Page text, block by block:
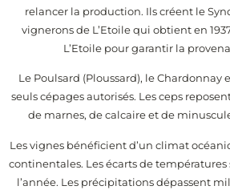
relancer la production. Ils créent le
vignerons de L’Etoile qui obtient en
L’Etoile pour garantir la
Le Poulsard (Ploussard), le Chardonnay
seuls cépages autorisés. Les ceps
de marnes, de calcaire et de
Les vignes bénéficient d’un climat
continentales. Les écarts de
l’année. Les précipitations dépassent